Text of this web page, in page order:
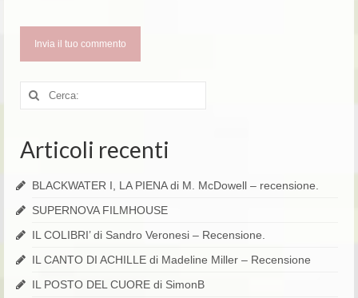
Cerca:
Articoli recenti
BLACKWATER I, LA PIENA di M. McDowell – recensione.
SUPERNOVA FILMHOUSE
IL COLIBRI’ di Sandro Veronesi – Recensione.
IL CANTO DI ACHILLE di Madeline Miller – Recensione
IL POSTO DEL CUORE di SimonB